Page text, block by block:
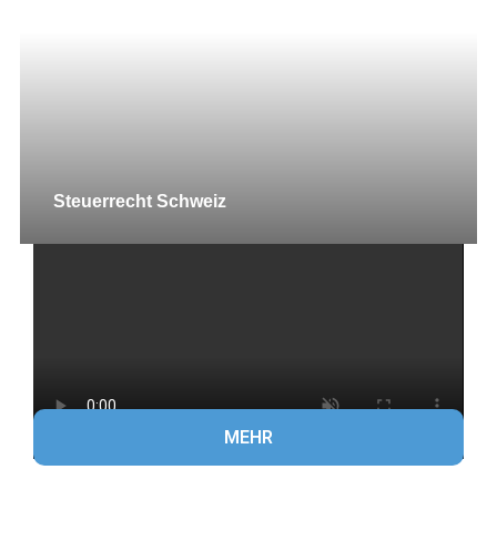
Steuerrecht Schweiz
MEHR